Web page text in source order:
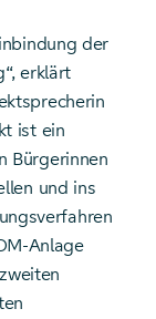
der
erklärt
ist ein
Bürgerinnen
und ins
Anlage